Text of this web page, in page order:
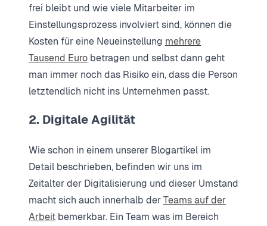
frei bleibt und wie viele Mitarbeiter im
Einstellungsprozess involviert sind, können die
Kosten für eine Neueinstellung mehrere
Tausend Euro betragen und selbst dann geht
man immer noch das Risiko ein, dass die Person
letztendlich nicht ins Unternehmen passt.
2. Digitale Agilität
Wie schon in einem unserer Blogartikel im
Detail beschrieben, befinden wir uns im
Zeitalter der Digitalisierung und dieser Umstand
macht sich auch innerhalb derTeams auf der
Arbeit bemerkbar. Ein Team was im Bereich